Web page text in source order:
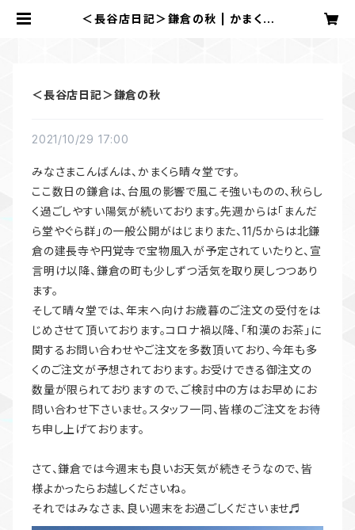
＜長谷店日記＞鎌倉の秋 | かまくら
＜長谷店日記＞鎌倉の秋
2021/10/29 17:00
みなさまこんばんは、かまくら晴々堂です。
ここ数日の鎌倉は、台風の影響で風こそ強いものの、秋らし
く過ごしやすい陽気が続いております。先週からは「まんだ
ら堂やぐら群」の一般公開がはじまりまた、11/5からは北鎌
倉の建長寺や円覚寺で宝物風入が予定されていたりと、宣
言明け以降、鎌倉の町も少しずつ活気を取り戻しつつあり
ます。
そして晴々堂では、年末へ向けお歳暮のご注文の受付をは
じめさせて頂いております。コロナ禍以降、「和漢のお茶」に
関するお問い合わせやご注文を多数頂いており、今年も多
くのご注文が予想されております。お受けできる御注文の
数量が限られておりますので、ご検討中の方はお早めにお
問い合わせ下さいませ。スタッフ一同、皆様のご注文をお待
ち申し上げております。
さて、鎌倉では今週末も良いお天気が続きそうなので、皆
様よかったらお越しくださいね。
それではみなさま、良い週末をお過ごしくださいませ♬